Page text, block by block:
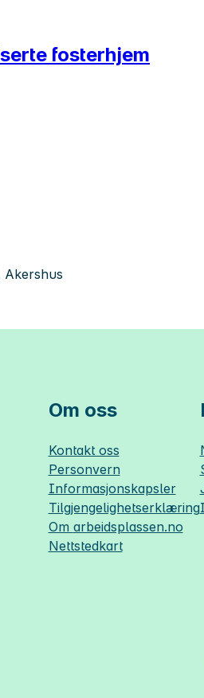
fosterhjem
Om oss
Kontakt oss
Personvern
Informasjonskapsler
Tilgjengelighetserklæring
Om arbeidsplassen.no
Nettstedkart